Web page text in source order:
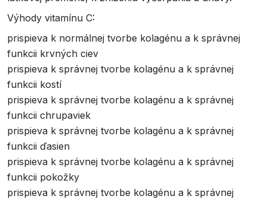
Výhody vitamínu C:
prispieva k normálnej tvorbe kolagénu a k správnej
funkcii krvných ciev
prispieva k správnej tvorbe kolagénu a k správnej
funkcii kostí
prispieva k správnej tvorbe kolagénu a k správnej
funkcii chrupaviek
prispieva k správnej tvorbe kolagénu a k správnej
funkcii ďasien
prispieva k správnej tvorbe kolagénu a k správnej
funkcii pokožky
prispieva k správnej tvorbe kolagénu a k správnej